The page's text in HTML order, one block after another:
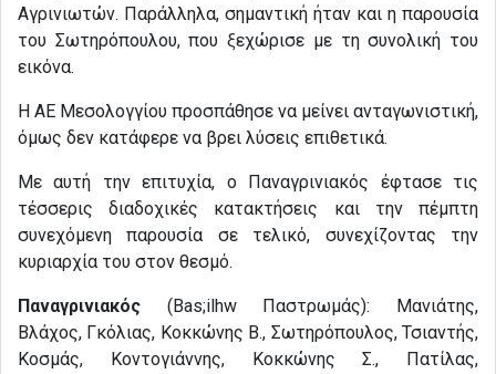
Αγρινιωτών. Παράλληλα, σημαντική ήταν και η παρουσία
του Σωτηρόπουλου, που ξεχώρισε με τη συνολική του
εικόνα.
Η ΑΕ Μεσολογγίου προσπάθησε να μείνει ανταγωνιστική,
όμως δεν κατάφερε να βρει λύσεις επιθετικά.
Με αυτή την επιτυχία, ο Παναγρινιακός έφτασε τις
τέσσερις διαδοχικές κατακτήσεις και την πέμπτη
συνεχόμενη παρουσία σε τελικό, συνεχίζοντας την
κυριαρχία του στον θεσμό.
Παναγρινιακός (Bas;ilhw Παστρωμάς): Μανιάτης,
Βλάχος, Γκόλιας, Κοκκώνης Β., Σωτηρόπουλος, Τσιαντής,
Κοσμάς, Κοντογιάννης, Κοκκώνης Σ., Πατίλας,